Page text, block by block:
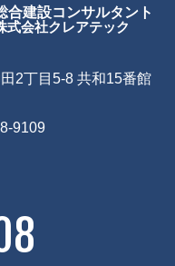
合建設コンサルタント
式会社クレアテック
2丁目5-8 共和15番館
9109